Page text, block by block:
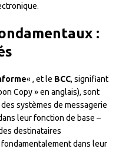
:
« , et le BCC, signifiant
Copy » en anglais), sont
systèmes de messagerie
leur fonction de base –
destinataires
dans leur